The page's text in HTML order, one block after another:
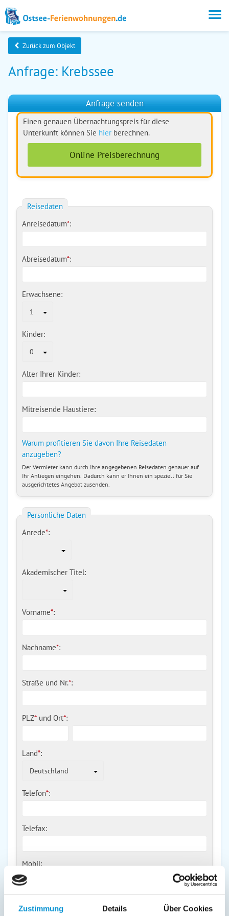
Zustimmung Details Über Cookies
Zurück zum Objekt
Anfrage: Krebssee
Anfrage senden
Einen genauen Übernachtungspreis für diese
Unterkunft können Sie hier berechnen.
Online Preisberechnung
Reisedaten
Anreisedatum*:
Abreisedatum*:
Erwachsene:
1
Kinder:
0
Alter Ihrer Kinder:
Mitreisende Haustiere:
Warum profitieren Sie davon Ihre Reisedaten
anzugeben?
Der Vermieter kann durch Ihre angegebenen Reisedaten genauer auf
Ihr Anliegen eingehen. Dadurch kann er Ihnen ein speziell für Sie
ausgerichtetes Angebot zusenden.
Persönliche Daten
Anrede*:
Akademischer Titel:
Vorname*:
Nachname*:
Straße und Nr.*:
PLZ* und Ort*:
Land*:
Deutschland
Telefon*:
Telefax:
Mobil: